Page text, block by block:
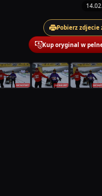
Pobierz
Kup oryginal w